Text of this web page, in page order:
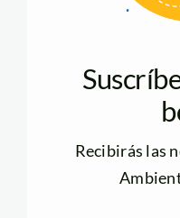
Recibirás las